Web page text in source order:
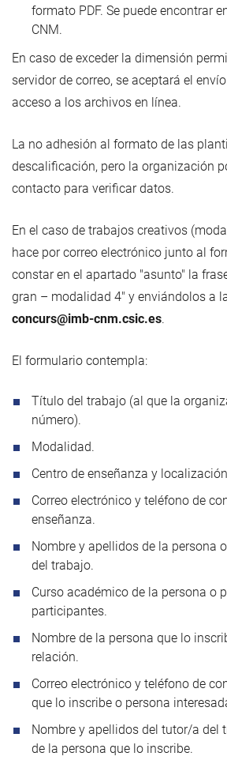
formato PDF. Se puede encontrar
CNM.
En caso de exceder la dimensión
servidor de correo, se aceptará el
acceso a los archivos en línea.
La no adhesión al formato de las
descalificación, pero la organización
contacto para verificar datos.
En el caso de trabajos creativos
hace por correo electrónico junto al
constar en el apartado "asunto" la
gran – modalidad 4" y enviándolos a
concurs@imb-cnm.csic.es.
El formulario contempla:
Título del trabajo (al que la
número).
Modalidad.
Centro de enseñanza y
Correo electrónico y teléfono de
enseñanza.
Nombre y apellidos de la persona
del trabajo.
Curso académico de la persona o
participantes.
Nombre de la persona que lo
relación.
Correo electrónico y teléfono de
que lo inscribe o persona
Nombre y apellidos del tutor/a del
de la persona que lo inscribe.